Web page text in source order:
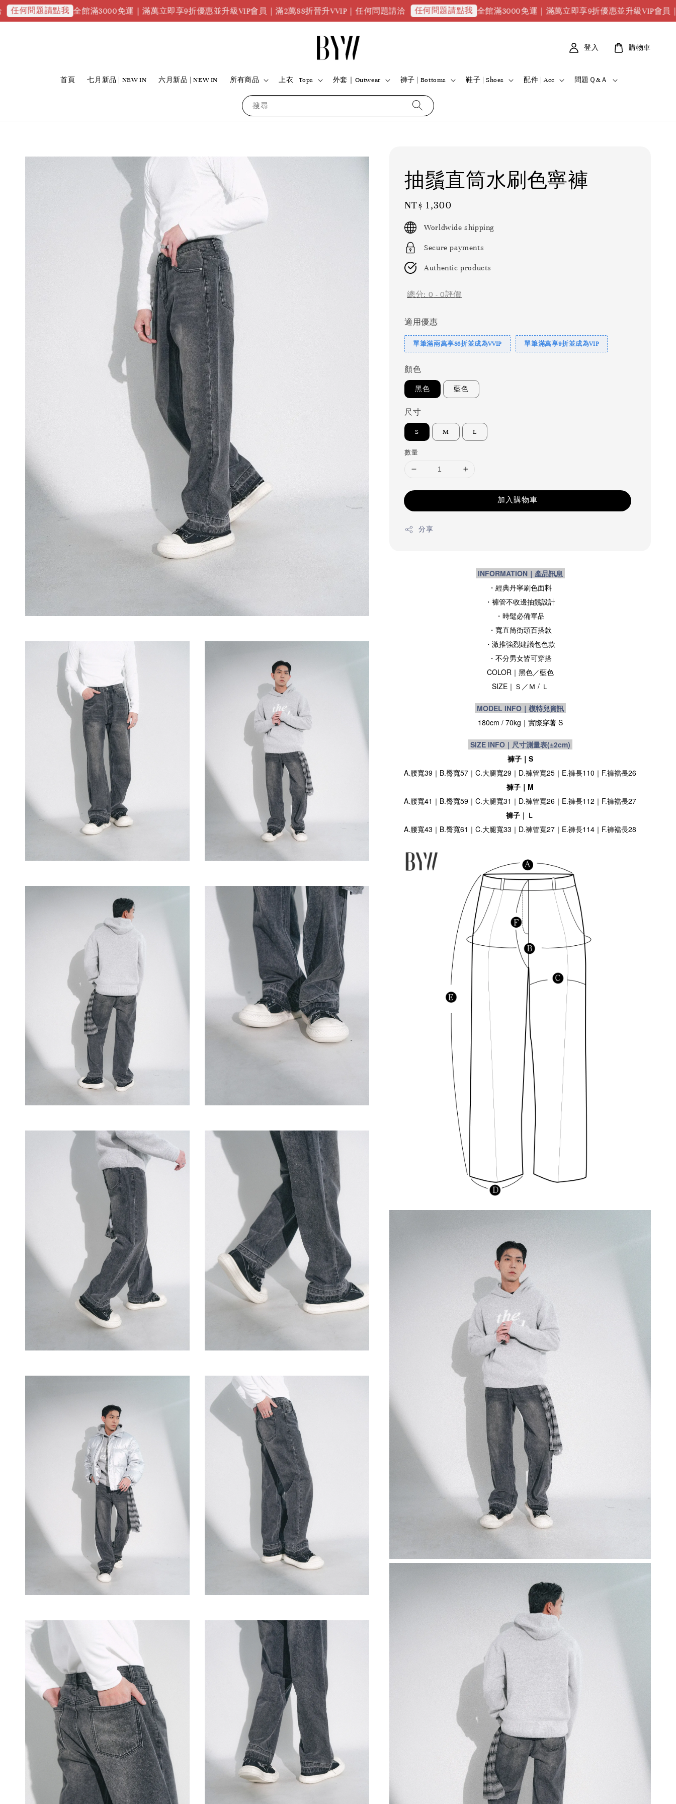
請點我 全館滿3000免運｜滿萬立即享9折優惠並升級VIP會員｜滿2萬88折晉升VVIP｜任何問題請洽 任何問題請點我 全館滿3000免運｜滿萬立即享9折優惠並升級VIP會員｜滿2萬88
搜尋
首頁 七月新品 | NEW IN 六月新品 | NEW IN 所有商品 上衣 | Tops 外套｜Outwear 褲子 | Bottoms 鞋子 | Shoes 配件 | Acc 問題Ｑ&Ａ
登入 購物車
抽鬚直筒水刷色寧褲
Regular
price
NT$ 1,300
Worldwide shipping
Secure payments
Authentic products
總分: 0 -0評價
適用優惠
單筆滿兩萬享86折並成為VVIP 單筆滿萬享9折並成為VIP
顏色
黑色 藍色
尺寸
S M L
數量
加入購物車
分享
INFORMATION｜產品訊息
・經典丹寧刷色面料
・褲管不收邊抽鬚設計
・時髦必備單品
・寬直筒街頭百搭款
・激推強烈建議包色款
・不分男女皆可穿搭
COLOR｜黑色／藍色
SIZE｜ Ｓ／Ｍ / Ｌ
MODEL INFO｜模特兒資訊
180cm / 70kg ｜實際穿著 S
SIZE INFO｜尺寸測量表(±2cm)
褲子｜S
A.腰寬39｜B.臀寬57｜C.大腿寬29｜D.褲管寬25｜E.褲長110｜F.褲襠長26
褲子｜M
A.腰寬41｜B.臀寬59｜C.大腿寬31｜D.褲管寬26｜E.褲長112｜F.褲襠長27
褲子｜Ｌ
A.腰寬43｜B.臀寬61｜C.大腿寬33｜D.褲管寬27｜E.褲長114｜F.褲襠長28